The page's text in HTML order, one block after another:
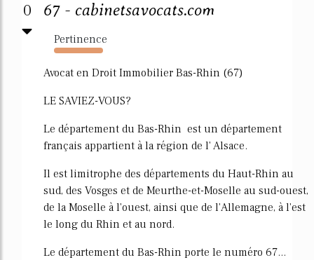
0
67 - cabinetsavocats.com
Pertinence
686%
Avocat en Droit Immobilier Bas-Rhin (67)
LE SAVIEZ-VOUS?
Le département du Bas-Rhin est un département
français appartient à la région de l' Alsace.
Il est limitrophe des départements du Haut-Rhin au
sud, des Vosges et de Meurthe-et-Moselle au sud-ouest,
de la Moselle à l'ouest, ainsi que de l'Allemagne, à l'est
le long du Rhin et au nord.
Le département du Bas-Rhin porte le numéro 67...